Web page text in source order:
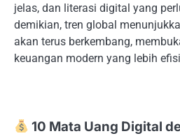
jelas, dan literasi digital yang
demikian, tren global
akan terus berkembang,
keuangan modern yang lebih
10 Mata Uang Digital